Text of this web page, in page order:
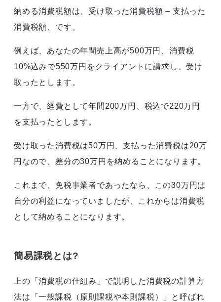
納める消費税額は、受け取った消費税額 – 支払った
消費税額、です。
例えば、あなたの年間売上高が500万円、消費税
10%込みで550万円をクライアントに請求し、受け
取ったとします。
一方で、経費として年間200万円、税込で220万円
を支払ったとします。
受け取った消費税は50万円、支払った消費税は20万
円なので、差分の30万円を納めることになります。
これまで、免税事業者であったなら、この30万円は
自分の利益になっていましたが、これからは消費税
として納めることになります。
簡易課税とは?
上の「消費税の仕組み」で説明した消費税の計算方
法は「一般課税（原則課税や本則課税）」と呼ばれ